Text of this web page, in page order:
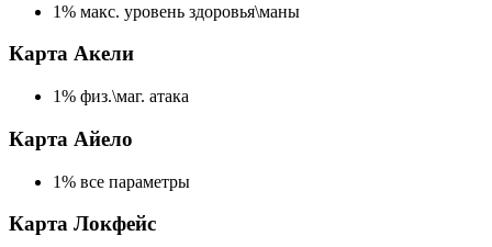
1% макс. уровень здоровья\маны
Карта Акели
1% физ.\маг. атака
Карта Айело
1% все параметры
Карта Локфейс